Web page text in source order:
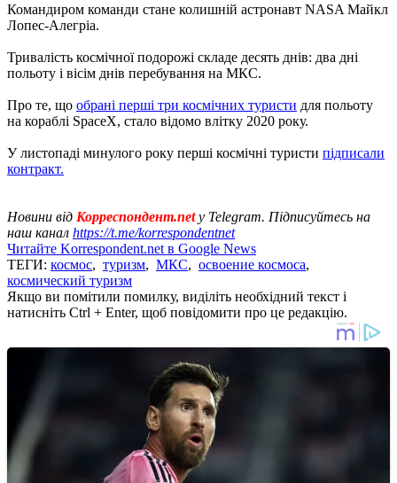
Командиром команди стане колишній астронавт NASA Майкл
Лопес-Алегріа.
Тривалість космічної подорожі складе десять днів: два дні
польоту і вісім днів перебування на МКС.
Про те, що обрані перші три космічних туристи для польоту
на кораблі SpaceX, стало відомо влітку 2020 року.
У листопаді минулого року перші космічні туристи підписали
контракт.
Новини від Корреспондент.netу Telegram. Підписуйтесь на
наш канал https://t.me/korrespondentnet
Читайте Korrespondent.net в Google News
ТЕГИ: космос, туризм, МКС, освоение космоса,
космический туризм
Якщо ви помітили помилку, виділіть необхідний текст і
натисніть Ctrl + Enter, щоб повідомити про це редакцію.